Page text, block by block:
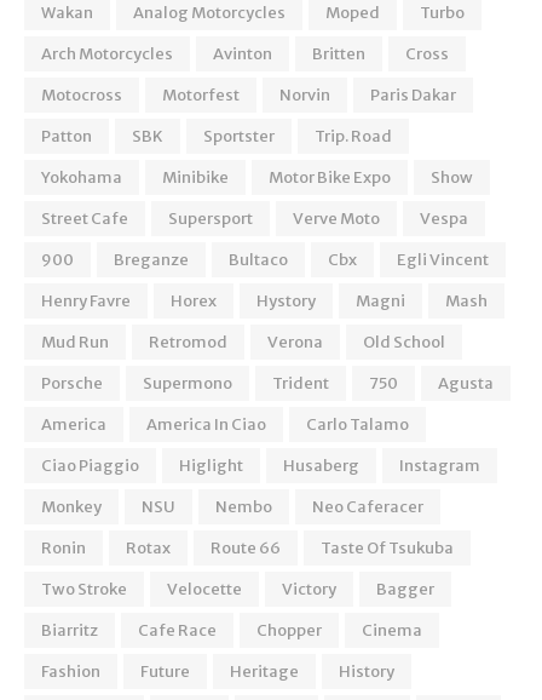
Wakan
Analog Motorcycles Moped
Turbo
Arch Motorcycles
Avinton Britten
Cross
Motocross
Motorfest Norvin
Paris Dakar
Patton
SBK Sportster
Trip. Road
Yokohama
Minibike Motor Bike Expo
Show
Street Cafe
Supersport Verve Moto
Vespa
900
Breganze Bultaco Cbx
Egli Vincent
Henry Favre
Horex Hystory Magni
Mash
Mud Run
Retromod Verona
Old School
Porsche
Supermono Trident 750
Agusta
America
America In Ciao
Carlo Talamo
Ciao Piaggio
Higlight Husaberg
Instagram
Monkey
NSU Nembo
Neo Caferacer
Ronin
Rotax Route 66
Taste Of Tsukuba
Two Stroke
Velocette Victory
Bagger
Biarritz
Cafe Race Chopper
Cinema
Fashion
Future Heritage
History